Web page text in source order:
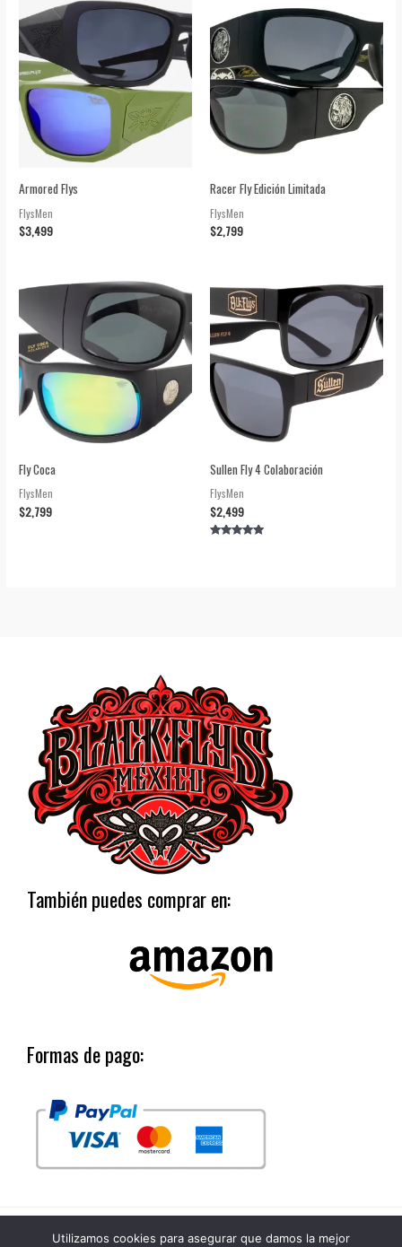
Armored Flys
FlysMen
$3,499
Racer Fly Edición Limitada
FlysMen
$2,799
Fly Coca
FlysMen
$2,799
Sullen Fly 4 Colaboración
FlysMen
$2,499
También puedes comprar en:
Formas de pago:
Copyright © 2026 Black Flys México | Sitio realizado por CGM Agencia
Utilizamos cookies para asegurar que damos la mejor